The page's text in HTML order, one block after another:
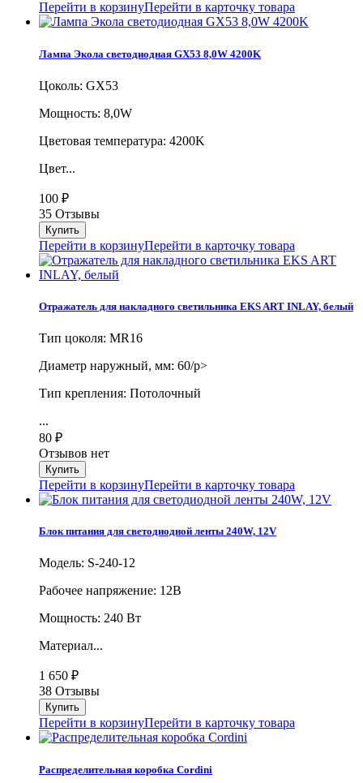
Перейти в корзинуПерейти в карточку товара
Лампа Экола светодиодная GX53 8,0W 4200K
Цоколь: GX53
Мощность: 8,0W
Цветовая температура: 4200K
Цвет...
100 ₽
35 Отзывы
Перейти в корзинуПерейти в карточку товара
Отражатель для накладного светильника EKS ART INLAY, белый
Тип цоколя: MR16
Диаметр наружный, мм: 60/p>
Тип крепления: Потолочный
...
80 ₽
Отзывов нет
Перейти в корзинуПерейти в карточку товара
Блок питания для светодиодной ленты 240W, 12V
Модель: S-240-12
Рабочее напряжение: 12В
Мощность: 240 Вт
Материал...
1 650 ₽
38 Отзывы
Перейти в корзинуПерейти в карточку товара
Распределительная коробка Cordini